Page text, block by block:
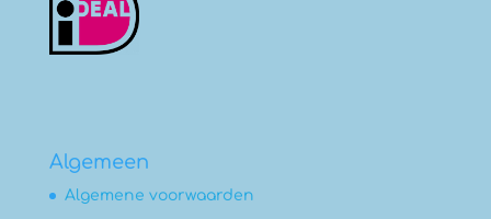
Algemeen
Algemene voorwaarden